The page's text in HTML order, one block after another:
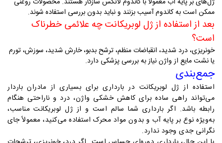
ممکن است به کاندوم آسیب بزنند و نباید بدون بررسی استفاده شوند.
بعد از استفاده از ژل لوبریکانت چه علائمی خطرناک
است؟
خونریزی، درد شدید، انقباضات منظم، ترشح بدبو، خارش شدید، سوزش، تورم
یا نشت مایع از واژن نیاز به بررسی پزشکی دارد.
جمع‌بندی
استفاده از ژل لوبریکانت در بارداری برای بسیاری از مادران باردار
می‌تواند راهی ساده برای کاهش خشکی واژن، درد و ناراحتی هنگام
رابطه باشد. اگر بارداری شما سالم است و از ژل لوبریکانت مناسب،
به‌ویژه نوع بر پایه آب و بدون مواد محرک استفاده می‌کنید، معمولاً جای
نگرانی جدی وجود ندارد.